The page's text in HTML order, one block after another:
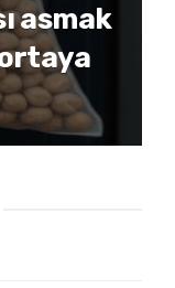
asmak